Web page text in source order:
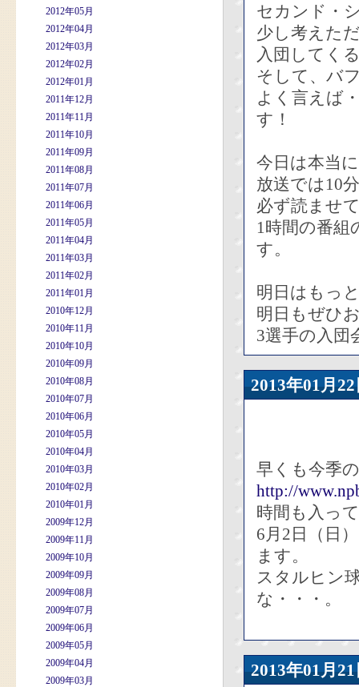
2012年05月
2012年04月
2012年03月
2012年02月
2012年01月
2011年12月
2011年11月
2011年10月
2011年09月
2011年08月
2011年07月
2011年06月
2011年05月
2011年04月
2011年03月
2011年02月
2011年01月
2010年12月
2010年11月
2010年10月
2010年09月
2010年08月
2010年07月
2010年06月
2010年05月
2010年04月
2010年03月
2010年02月
2010年01月
2009年12月
2009年11月
2009年10月
2009年09月
2009年08月
2009年07月
2009年06月
2009年05月
2009年04月
2009年03月
セカンド・
少し考えた
入団してく
そして、バ
よく言えば
す！
今日は本当
放送では10
必ず読ませ
1時間の番
す。
明日はもっ
明日もぜひ
3選手の入団
2013年01
早くも今季
http://
時間も入っ
6月2日（日
ます。
スタルヒン
な・・・。
2013年01